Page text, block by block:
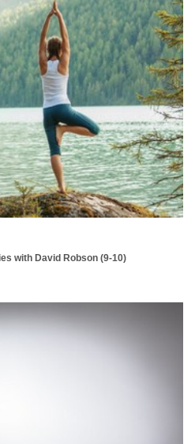
with David Robson (9-10)